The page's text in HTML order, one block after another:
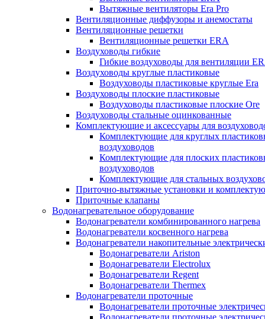
Вытяжные вентиляторы Era Pro
Вентиляционные диффузоры и анемостаты
Вентиляционные решетки
Вентиляционные решетки ERA
Воздуховоды гибкие
Гибкие воздуховоды для вентиляции
Воздуховоды круглые пластиковые
Воздуховоды пластиковые круглые Era
Воздуховоды плоские пластиковые
Воздуховоды пластиковые плоские Ore
Воздуховоды стальные оцинкованные
Комплектующие и аксессуары для
Комплектующие для круглых
воздуховодов
Комплектующие для плоских
воздуховодов
Комплектующие для стальных
Приточно-вытяжные установки и
Приточные клапаны
Водонагревательное оборудование
Водонагреватели комбинированного нагрева
Водонагреватели косвенного нагрева
Водонагреватели накопительные
Водонагреватели Ariston
Водонагреватели Electrolux
Водонагреватели Regent
Водонагреватели Thermex
Водонагреватели проточные
Водонагреватели проточные